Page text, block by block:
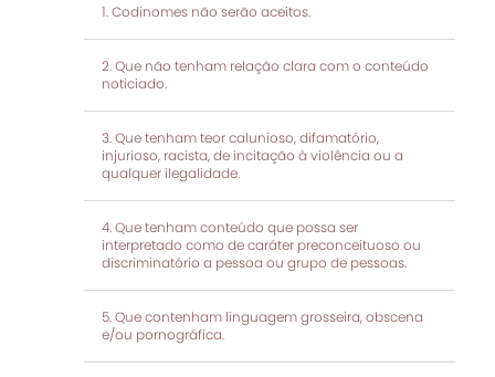
Codinomes não serão aceitos.
Que não tenham relação clara com o conteúdo
noticiado.
Que tenham teor calunioso, difamatório,
injurioso, racista, de incitação à violência ou a
qualquer ilegalidade.
Que tenham conteúdo que possa ser
interpretado como de caráter preconceituoso ou
discriminatório a pessoa ou grupo de pessoas.
Que contenham linguagem grosseira, obscena
e/ou pornográfica.